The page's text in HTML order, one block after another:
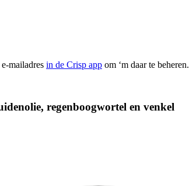
mailadres in de Crisp app om ‘m daar te beheren.
regenboogwortel en venkel